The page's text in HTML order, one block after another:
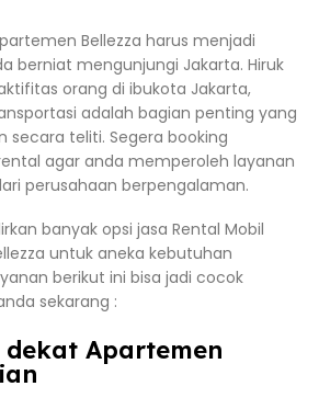
Bellezza harus menjadi
berniat mengunjungi Jakarta. Hiruk
orang di ibukota Jakarta,
adalah bagian penting yang
secara teliti. Segera booking
agar anda memperoleh layanan
perusahaan berpengalaman.
banyak opsi jasa Rental Mobil
untuk aneka kebutuhan
berikut ini bisa jadi cocok
sekarang :
dekat Apartemen